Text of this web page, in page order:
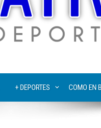
+ DEPORTES COMO EN